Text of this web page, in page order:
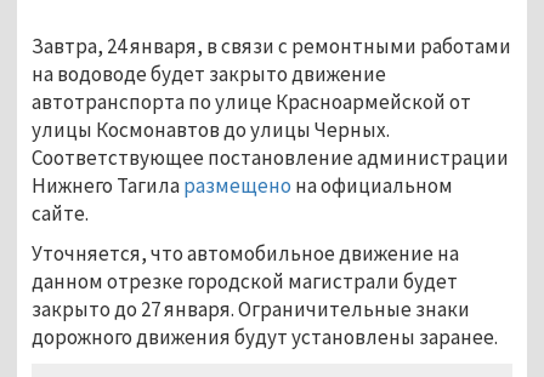
Завтра, 24 января, в связи с ремонтными работами
на водоводе будет закрыто движение
автотранспорта по улице Красноармейской от
улицы Космонавтов до улицы Черных.
Соответствующее постановление администрации
Нижнего Тагиларазмещено на официальном
сайте.
Уточняется, что автомобильное движение на
данном отрезке городской магистрали будет
закрыто до 27 января. Ограничительные знаки
дорожного движения будут установлены заранее.